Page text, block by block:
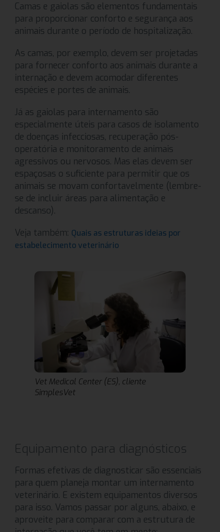
Camas e gaiolas são elementos fundamentais
para proporcionar conforto e segurança aos
animais durante o período de hospitalização.
As camas, por exemplo, devem ser projetadas
para fornecer conforto aos animais durante a
internação e devem acomodar diferentes
espécies e portes de animais.
Já as gaiolas para internamento são
especialmente úteis para casos de isolamento
de doenças infecciosas, recuperação pós-
operatória e monitoramento de animais
agressivos ou nervosos. Mas elas devem ser
espaçosas o suficiente para permitir que os
animais se movam confortavelmente (lembre-
se de incluir áreas para alimentação e
descanso).
Veja também: Quais as estruturas ideias por
estabelecimento veterinário
Vet Medical Center (ES), cliente
SimplesVet
Equipamento para diagnósticos
Formas efetivas de diagnosticar são essenciais
para quem planeja montar um internamento
veterinário. E existem equipamentos diversos
para isso. Vamos passar por alguns, abaixo, e
aproveite para comparar com a estrutura de